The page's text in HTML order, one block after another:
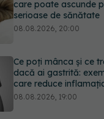
dacă ai gastrită:
care reduce
08.08.2026, 19:00
Microplasticele pot
placentară și
08.08.2026, 18:00